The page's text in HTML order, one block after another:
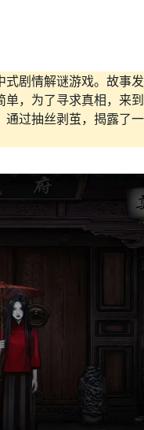
式剧情解谜游戏。故事
，为了寻求真相，来
过抽丝剥茧，揭露了